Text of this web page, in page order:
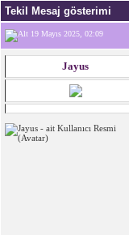
Tekil Mesaj gösterimi
19 Mayıs 2025, 02:09
Jayus